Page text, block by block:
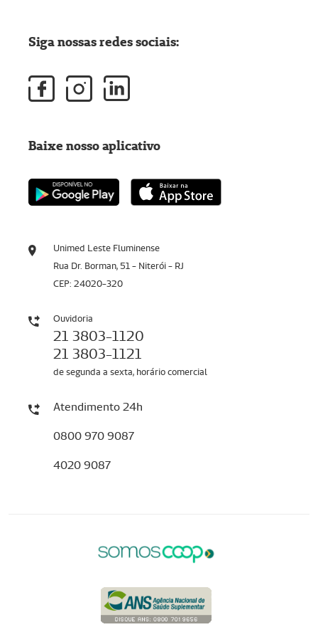
Unimed Leste Fluminense
Rua Dr. Borman, 51 - Niterói - RJ
CEP: 24020-320
Ouvidoria
21 3803-1120
21 3803-1121
de segunda a sexta, horário comercial
Atendimento 24h
0800 970 9087
4020 9087
Siga nossas redes sociais:
Baixe nosso aplicativo